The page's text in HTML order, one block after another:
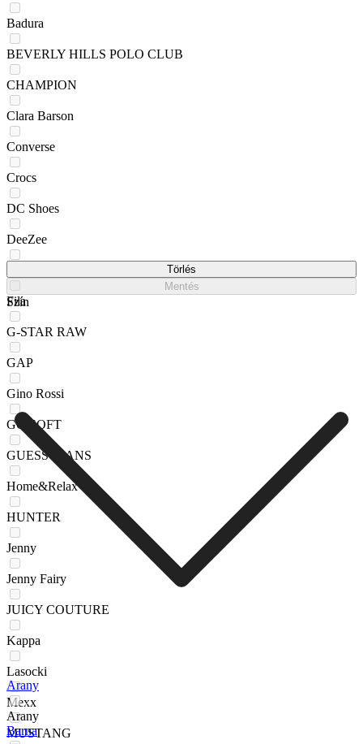
Badura
BEVERLY HILLS POLO CLUB
CHAMPION
Clara Barson
Converse
Crocs
DC Shoes
DeeZee
Fila
G-STAR RAW
GAP
Gino Rossi
GO SOFT
GUESS JEANS
Home&Relax
HUNTER
Jenny
Jenny Fairy
JUICY COUTURE
Kappa
Lasocki
Mexx
MUSTANG
Törlés
Mentés
Szín
Arany
Arany
Barna